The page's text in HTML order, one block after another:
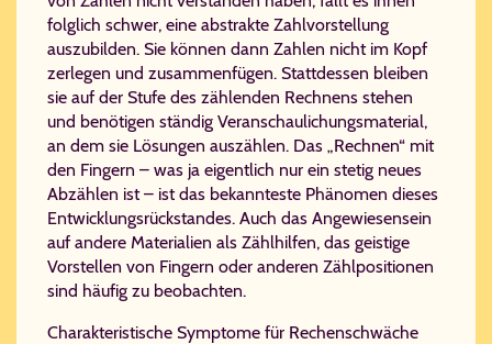
folglich schwer, eine abstrakte Zahlvorstellung
auszubilden. Sie können dann Zahlen nicht im Kopf
zerlegen und zusammenfügen. Stattdessen bleiben
sie auf der Stufe des zählenden Rechnens stehen
und benötigen ständig Veranschaulichungsmaterial,
an dem sie Lösungen auszählen. Das „Rechnen“ mit
den Fingern – was ja eigentlich nur ein stetig neues
Abzählen ist – ist das bekannteste Phänomen dieses
Ent­wick­lungs­rück­stan­des. Auch das Angewiesensein
auf andere Materialien als Zählhilfen, das geistige
Vorstellen von Fingern oder anderen Zählpositionen
sind häufig zu beobachten.
Charakteristische Symptome für Rechenschwäche